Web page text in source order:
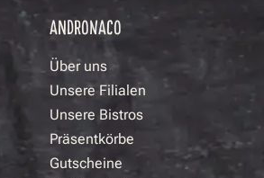
ANDRONACO
Über uns
Unsere Filialen
Unsere Bistros
Präsentkörbe
Gutscheine